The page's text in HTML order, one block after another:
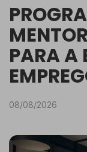
PARA A
08/08/2026